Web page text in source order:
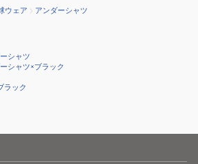
ウェア アンダーシャツ
シャツ
シャツ×ブラック
ラック